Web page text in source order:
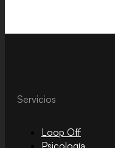
Servicios
Loop Off
Psicología